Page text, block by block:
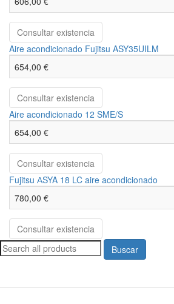
Consultar existencia
Aire acondicionado Fujitsu ASY35UILM
654,00 €
Consultar existencia
Aire acondicionado 12 SME/S
654,00 €
Consultar existencia
Fujitsu АSYA 18 LC aire acondicionado
780,00 €
Consultar existencia
Buscar